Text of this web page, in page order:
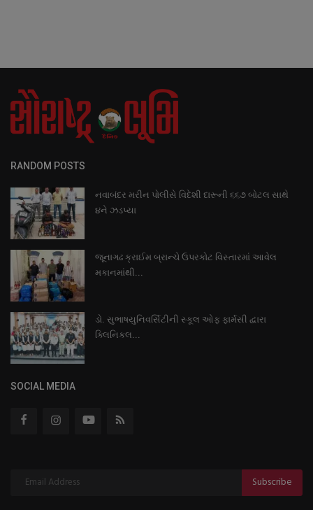
RANDOM POSTS
નવાબંદર મરીન પોલીસે વિદેશી દારૂની ૬૬૭ બોટલ સાથે
૪ને ઝડપ્યા
જૂનાગઢ ક્રાઈમ બ્રાન્ચે ઉપરકોટ વિસ્તારમાં આવેલ
મકાનમાંથી...
ડો. સુભાષયુનિવર્સિટીની સ્કૂલ ઓફ ફાર્મસી દ્વારા
ક્લિનિકલ...
SOCIAL MEDIA
Subscribe